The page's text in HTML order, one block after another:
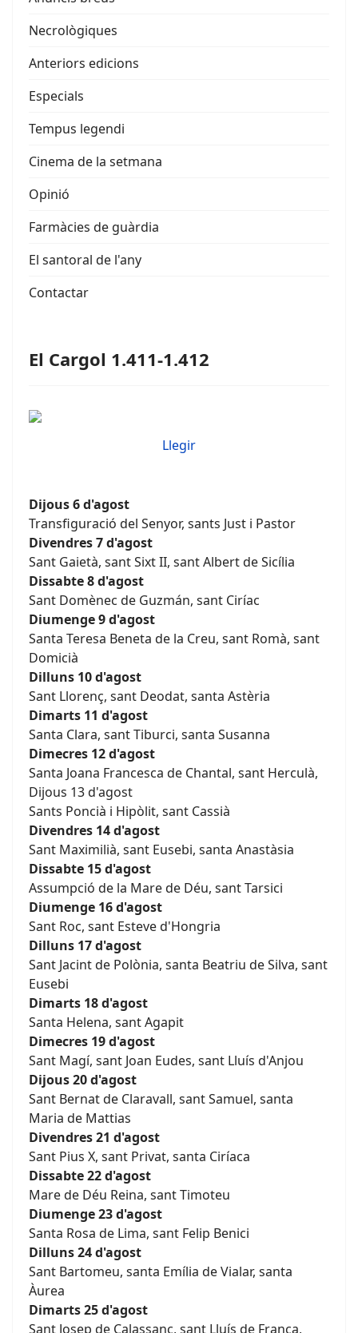
Necrològiques
Anteriors edicions
Especials
Tempus legendi
Cinema de la setmana
Opinió
Farmàcies de guàrdia
El santoral de l'any
Contactar
El Cargol 1.411-1.412
Llegir
Dijous 6 d'agost
Transfiguració del Senyor, sants Just i Pastor
Divendres 7 d'agost
Sant Gaietà, sant Sixt II, sant Albert de Sicília
Dissabte 8 d'agost
Sant Domènec de Guzmán, sant Ciríac
Diumenge 9 d'agost
Santa Teresa Beneta de la Creu, sant Romà, sant
Domicià
Dilluns 10 d'agost
Sant Llorenç, sant Deodat, santa Astèria
Dimarts 11 d'agost
Santa Clara, sant Tiburci, santa Susanna
Dimecres 12 d'agost
Santa Joana Francesca de Chantal, sant Herculà,
Dijous 13 d'agost
Sants Poncià i Hipòlit, sant Cassià
Divendres 14 d'agost
Sant Maximilià, sant Eusebi, santa Anastàsia
Dissabte 15 d'agost
Assumpció de la Mare de Déu, sant Tarsici
Diumenge 16 d'agost
Sant Roc, sant Esteve d'Hongria
Dilluns 17 d'agost
Sant Jacint de Polònia, santa Beatriu de Silva, sant
Eusebi
Dimarts 18 d'agost
Santa Helena, sant Agapit
Dimecres 19 d'agost
Sant Magí, sant Joan Eudes, sant Lluís d'Anjou
Dijous 20 d'agost
Sant Bernat de Claravall, sant Samuel, santa
Maria de Mattias
Divendres 21 d'agost
Sant Pius X, sant Privat, santa Ciríaca
Dissabte 22 d'agost
Mare de Déu Reina, sant Timoteu
Diumenge 23 d'agost
Santa Rosa de Lima, sant Felip Benici
Dilluns 24 d'agost
Sant Bartomeu, santa Emília de Vialar, santa
Àurea
Dimarts 25 d'agost
Sant Josep de Calassanç, sant Lluís de França,